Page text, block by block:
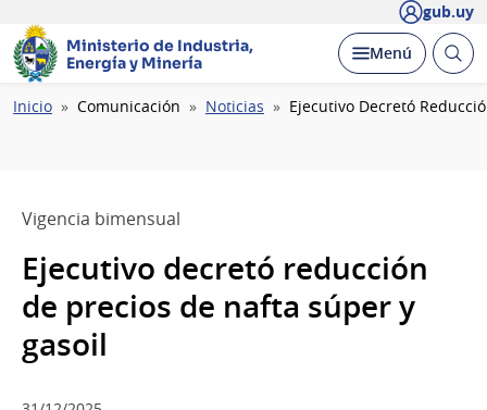
gub.uy
Ministerio de Industria,
Energía y Minería
Desplegar
Menú Abrir
Ruta
Inicio Comunicación Noticias Ejecutivo Decretó
Vigencia bimensual
Ejecutivo decretó reducción
de precios de nafta súper y
gasoil